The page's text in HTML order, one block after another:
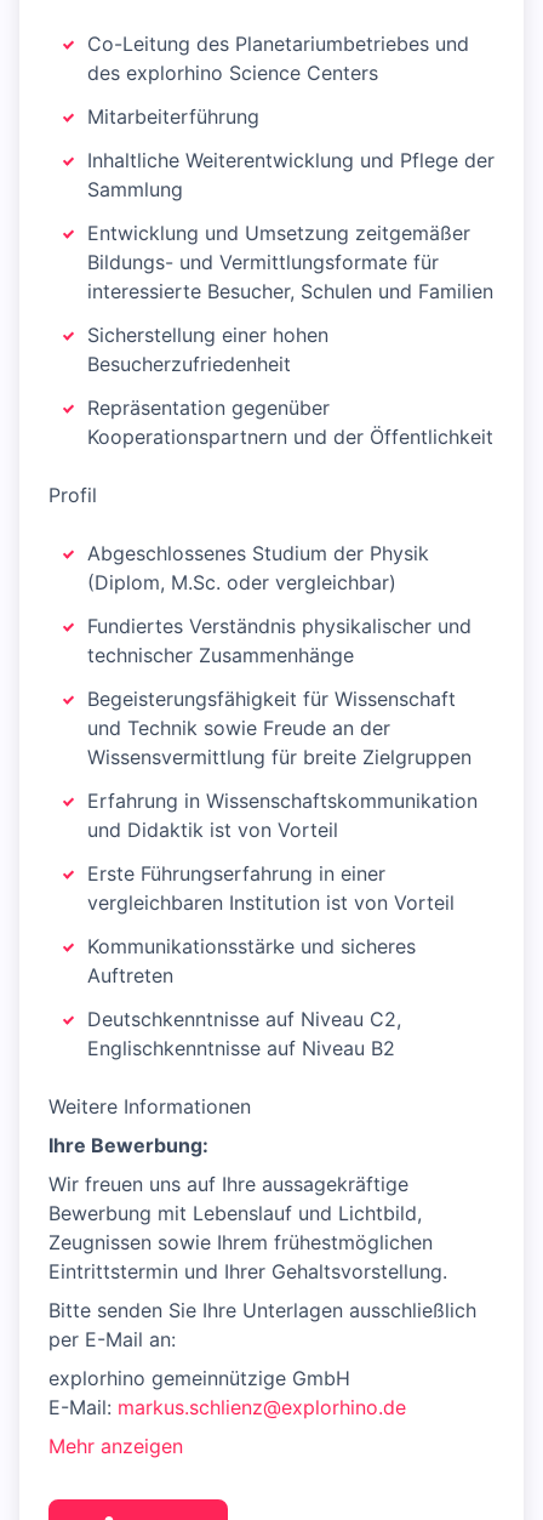
Co-Leitung des Planetariumbetriebes und
des explorhino Science Centers
Mitarbeiterführung
Inhaltliche Weiterentwicklung und Pflege der
Sammlung
Entwicklung und Umsetzung zeitgemäßer
Bildungs- und Vermittlungsformate für
interessierte Besucher, Schulen und Familien
Sicherstellung einer hohen
Besucherzufriedenheit
Repräsentation gegenüber
Kooperationspartnern und der Öffentlichkeit
Profil
Abgeschlossenes Studium der Physik
(Diplom, M.Sc. oder vergleichbar)
Fundiertes Verständnis physikalischer und
technischer Zusammenhänge
Begeisterungsfähigkeit für Wissenschaft
und Technik sowie Freude an der
Wissensvermittlung für breite Zielgruppen
Erfahrung in Wissenschaftskommunikation
und Didaktik ist von Vorteil
Erste Führungserfahrung in einer
vergleichbaren Institution ist von Vorteil
Kommunikationsstärke und sicheres
Auftreten
Deutschkenntnisse auf Niveau C2,
Englischkenntnisse auf Niveau B2
Weitere Informationen
Ihre Bewerbung:
Wir freuen uns auf Ihre aussagekräftige
Bewerbung mit Lebenslauf und Lichtbild,
Zeugnissen sowie Ihrem frühestmöglichen
Eintrittstermin und Ihrer Gehaltsvorstellung.
Bitte senden Sie Ihre Unterlagen ausschließlich
per E-Mail an:
explorhino gemeinnützige GmbH
E-Mail: markus.schlienz@explorhino.de
Mehr anzeigen